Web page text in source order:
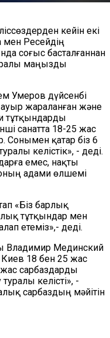
кейін екі
мен Ресейдің
соғыс басталғаннан
маңызды
Умеров дүйсенбі
ауыр жараланған және
тұтқындарды
санатта 18-25 жас
Сонымен қатар біз 6
келістік», - деді.
емес, нақты
оның адами өлшемі
«Біз барлық
тұтқындар мен
етеміз»,- деді.
Владимир Мединский
Киев 18 бен 25 жас
сарбаздарды
келісті», -
сарбаздың мәйітін